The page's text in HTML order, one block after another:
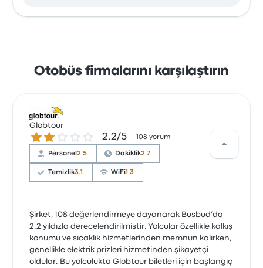
Otobüs firmalarını karşılaştırın
Globtour
2.2 üzerinden 5 yıldız
2.2/5 108 yorum
Personel2.5 Dakiklik2.7
Temizlik3.1 WiFi1.3
Şirket, 108 değerlendirmeye dayanarak Busbud’da
2.2 yıldızla derecelendirilmiştir. Yolcular özellikle kalkış
konumu ve sıcaklık hizmetlerinden memnun kalırken,
genellikle elektrik prizleri hizmetinden şikayetçi
oldular. Bu yolculukta Globtour biletleri için başlangıç